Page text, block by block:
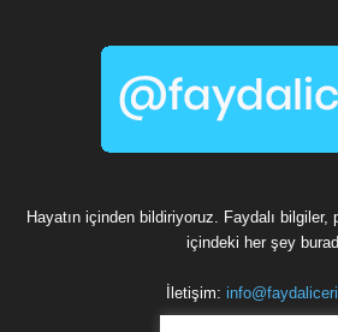
Hayatın içinden bildiriyoruz. Faydalı bilgiler,
içindeki her şey
İletişim: